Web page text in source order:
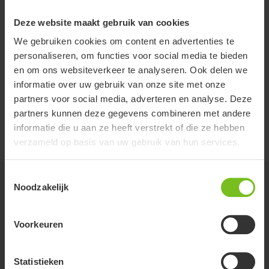
Deze website maakt gebruik van cookies
We gebruiken cookies om content en advertenties te
personaliseren, om functies voor social media te bieden
en om ons websiteverkeer te analyseren. Ook delen we
informatie over uw gebruik van onze site met onze
partners voor social media, adverteren en analyse. Deze
partners kunnen deze gegevens combineren met andere
informatie die u aan ze heeft verstrekt of die ze hebben
verzameld op basis van uw gebruik van hun services.
Noodzakelijk
Voorkeuren
Statistieken
XXL 1720460 230-300 660
Maatgids
Accessoires